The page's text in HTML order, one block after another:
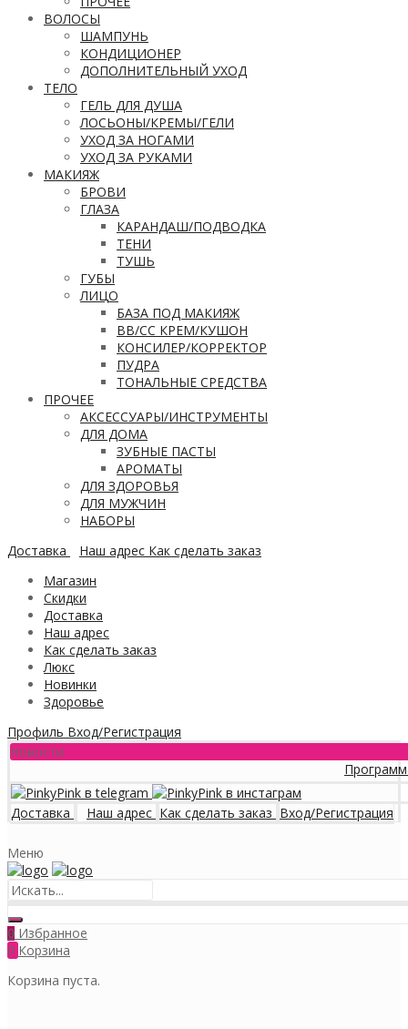
ВОЛОСЫ
ШАМПУНЬ
КОНДИЦИОНЕР
ДОПОЛНИТЕЛЬНЫЙ УХОД
ТЕЛО
ГЕЛЬ ДЛЯ ДУША
ЛОСЬОНЫ/КРЕМЫ/ГЕЛИ
УХОД ЗА НОГАМИ
УХОД ЗА РУКАМИ
МАКИЯЖ
БРОВИ
ГЛАЗА
КАРАНДАШ/ПОДВОДКА
ТЕНИ
ТУШЬ
ГУБЫ
ЛИЦО
БАЗА ПОД МАКИЯЖ
ВВ/CC КРЕМ/КУШОН
КОНСИЛЕР/КОРРЕКТОР
ПУДРА
ТОНАЛЬНЫЕ СРЕДСТВА
ПРОЧЕЕ
АКСЕССУАРЫ/ИНСТРУМЕНТЫ
ДЛЯ ДОМА
ЗУБНЫЕ ПАСТЫ
АРОМАТЫ
ДЛЯ ЗДОРОВЬЯ
ДЛЯ МУЖЧИН
НАБОРЫ
Доставка
Наш адрес Как сделать заказ
Магазин
Скидки
Доставка
Наш адрес
Как сделать заказ
Люкс
Новинки
Здоровье
Профиль Вход/Регистрация
Новости
Программа
Доставка Наш адрес Как сделать заказ Вход/Регистрация
Меню
0 Избранное
0 Корзина
Корзина пуста.